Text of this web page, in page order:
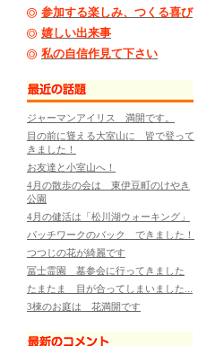
参加する楽しみ、つくる喜び
嬉しい出来事
私の自信作見て下さい
ジャーマンアイリス 満開です。
目の前に聳える大室山に 皆で登って
きました！
お友達と小室山へ！
4月の散歩の会は 東伊豆町のけやき
公園
4月の健活は「松川湖ウォーキング」
パッチワークのバック できました！
つつじの花が綺麗です
冨士霊園 墓参会に行ってきました
たまたま 目が合ってしまいました...
3棟のお庭は 花満開です